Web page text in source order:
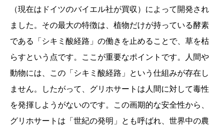
（現在はドイツのバイエル社が買収）によって開発され
ました。その最大の特徴は、植物だけが持っている酵素
である「シキミ酸経路」の働きを止めることで、草を枯
らすという点です。ここが重要なポイントです。人間や
動物には、この「シキミ酸経路」という仕組みが存在し
ません。したがって、グリホサートは人間に対して毒性
を発揮しようがないのです。この画期的な安全性から、
グリホサートは「世紀の発明」とも呼ばれ、世界中の農